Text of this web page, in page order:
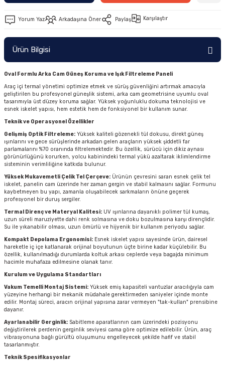
Yorum Yaz Arkadaşına Öner Paylaş Karşılaştır
Ürün Bilgisi
Oval Formlu Arka Cam Güneş Koruma ve Işık Filtreleme Paneli
Araç içi termal yönetimi optimize etmek ve sürüş güvenliğini artırmak amacıyla
geliştirilen bu profesyonel güneşlik sistemi, arka cam geometrisine uyumlu oval
tasarımıyla üst düzey koruma sağlar. Yüksek yoğunluklu dokuma teknolojisi ve
esnek iskelet yapısı, hem estetik hem de fonksiyonel bir kullanım sunar.
Teknik ve Operasyonel Özellikler
Gelişmiş Optik Filtreleme: Yüksek kaliteli gözenekli tül dokusu, direkt güneş
ışınlarını ve gece sürüşlerinde arkadan gelen araçların yüksek şiddetli far
parlamalarını %70 oranında filtrelemektedir. Bu özellik, sürücü için dikiz aynası
görünürlüğünü korurken, yolcu kabinindeki termal yükü azaltarak iklimlendirme
sisteminin verimliliğine katkıda bulunur.
Yüksek Mukavemetli Çelik Tel Çerçeve: Ürünün çevresini saran esnek çelik tel
iskelet, panelin cam üzerinde her zaman gergin ve stabil kalmasını sağlar. Formunu
kaybetmeyen bu yapı, zamanla oluşabilecek sarkmaların önüne geçerek
profesyonel bir duruş sergiler.
Termal Direnç ve Materyal Kalitesi: UV ışınlarına dayanıklı polimer tül kumaş,
uzun süreli maruziyette dahi renk solmasına ve doku bozulmasına karşı dirençlidir.
Su ile yıkanabilir olması, uzun ömürlü ve hijyenik bir kullanım periyodu sağlar.
Kompakt Depolama Ergonomisi: Esnek iskelet yapısı sayesinde ürün, dairesel
hareketle iç içe katlanarak orijinal boyutunun üçte birine kadar küçülebilir. Bu
özellik, kullanılmadığı durumlarda koltuk arkası ceplerde veya bagajda minimum
hacimle muhafaza edilmesine olanak tanır.
Kurulum ve Uygulama Standartları
Vakum Temelli Montaj Sistemi: Yüksek emiş kapasiteli vantuzlar aracılığıyla cam
yüzeyine herhangi bir mekanik müdahale gerektirmeden saniyeler içinde monte
edilir. Montaj süreci, aracın orijinal yapısına zarar vermeyen "tak-kullan" prensibine
dayanır.
Ayarlanabilir Gerginlik: Sabitleme aparatlarının cam üzerindeki pozisyonu
değiştirilerek perdenin gerginlik seviyesi cama göre optimize edilebilir. Ürün, araç
vibrasyonuna bağlı gürültü oluşumunu engelleyecek şekilde hafif ve stabil
tasarlanmıştır.
Teknik Spesifikasyonlar